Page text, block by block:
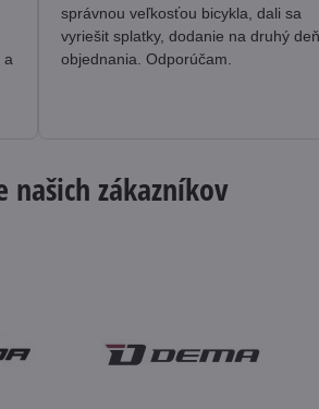
a
správnou veľkosťou bicykla, dali sa
vyriešit splatky, dodanie na druhý
objednania. Odporúčam.
našich zákazníkov